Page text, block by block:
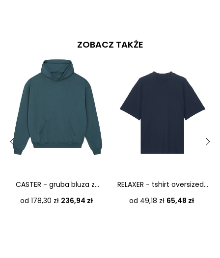
ZOBACZ TAKŻE
CASTER - gruba bluza z...
od 178,30 zł Cena
236,94 zł
RELAXER - tshirt oversized...
od 49,18 zł Cena
65,48 zł